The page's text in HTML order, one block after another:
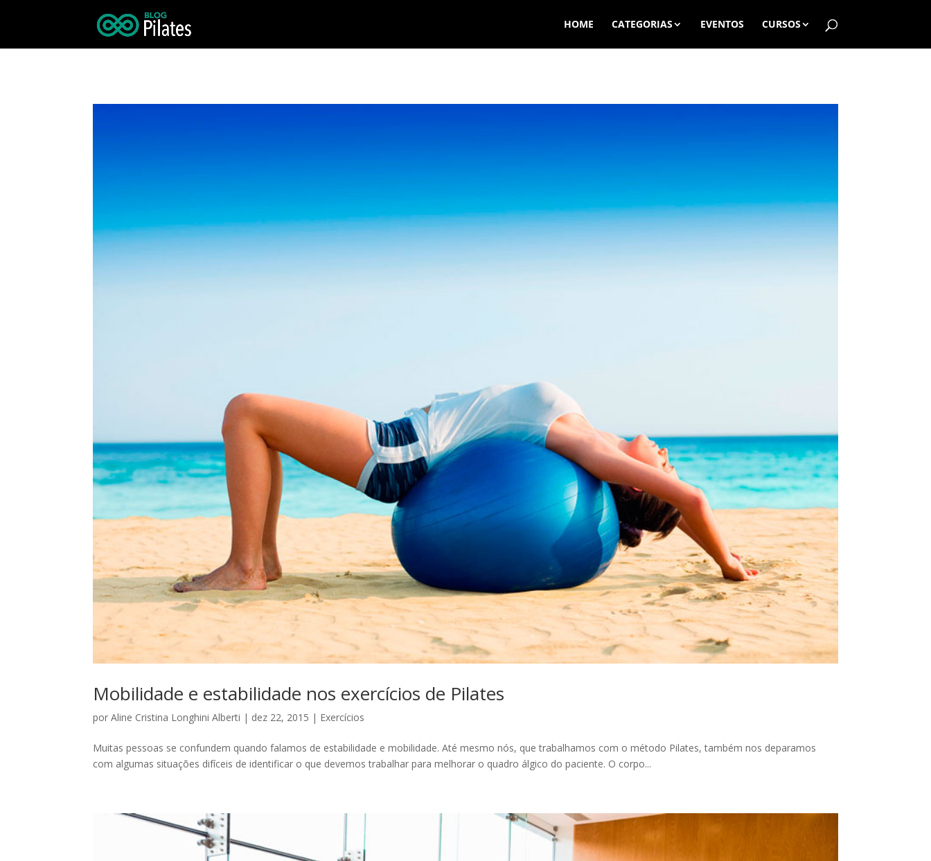
HOME CATEGORIAS EVENTOS CURSOS
Mobilidade e estabilidade nos exercícios de Pilates
porAline Cristina Longhini Alberti | dez 22, 2015 | Exercícios
Muitas pessoas se confundem quando falamos de estabilidade e mobilidade. Até mesmo nós, que trabalhamos com o método Pilates, também nos deparamos
com algumas situações difíceis de identificar o que devemos trabalhar para melhorar o quadro álgico do paciente. O corpo...